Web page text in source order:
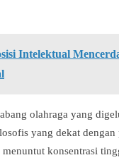
Intelektual
olahraga yang
yang dekat
konsentrasi